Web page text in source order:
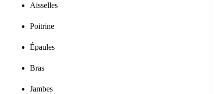
Aisselles
Poitrine
Épaules
Bras
Jambes